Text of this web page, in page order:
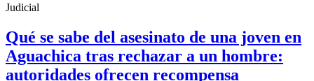
Judicial
Qué se sabe del asesinato de una joven en
Aguachica tras rechazar a un hombre:
autoridades ofrecen recompensa